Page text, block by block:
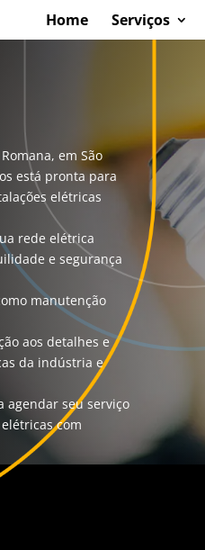
Home Serviços
em São
está pronta para
elétricas
rede elétrica
e segurança
manutenção
aos detalhes e
da indústria e
agendar seu serviço
com